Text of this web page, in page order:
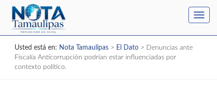
Usted está en: Nota Tamaulipas > El Dato > Denuncias ante
Fiscalía Anticorrupción podrían estar influenciadas por
contexto político.